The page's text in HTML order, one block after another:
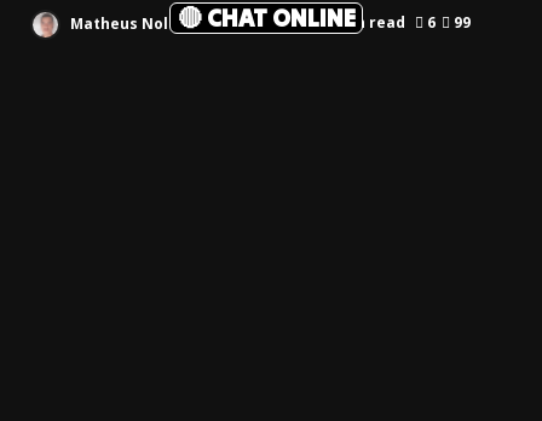
🔴 CHAT ONLINE
Matheus Noleto Abril 10, 2026 2 min read 6 99